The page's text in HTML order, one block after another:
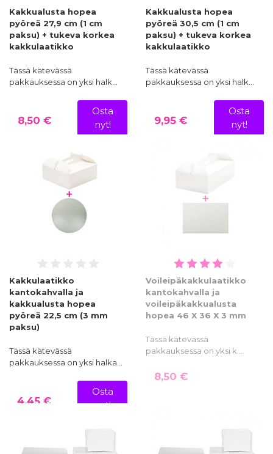
Kakkualusta hopea
pyöreä 27,9 cm (1 cm
paksu) + tukeva korkea
kakkulaatikko
Tässä kätevässä
pakkauksessa on yksi halk…
8,50 €
Osta
nyt!
Kakkualusta hopea
pyöreä 30,5 cm (1 cm
paksu) + tukeva korkea
kakkulaatikko
Tässä kätevässä
pakkauksessa on yksi halk…
9,95 €
Osta
nyt!
Kakkulaatikko
kantokahvalla ja
kakkualusta hopea
pyöreä 22,5 cm (3 mm
paksu)
Tässä kätevässä
pakkauksessa on yksi halka…
4,45 €
Osta
nyt!
Voileipäkakkulaatikko
kantokahvalla ja
voileipäkakkualusta
hopea 46 X 36 X 3 mm
Tässä kätevässä
pakkauksessa on yksi k…
8,50 €